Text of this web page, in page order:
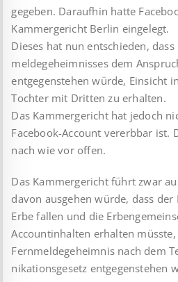
gegeben. Daraufhin hatte
Kammer­gericht Berlin eingelegt.
Dieses hat nun entschieden,
melde­geheimnisses dem
entgegenstehen würde, Einsicht
Tochter mit Dritten zu erhalten.
Das Kammergericht hat jedoch
Facebook-Account vererbbar ist.
nach wie vor offen.
Das Kammergericht führt zwar
davon ausgehen würde, dass der
Erbe fallen und die
Account­inhalten erhalten müsste,
Fernmeldegeheimnis nach dem
nikationsgesetz entgegenstehen